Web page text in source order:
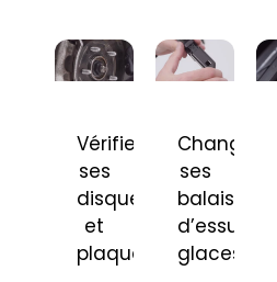
Vérifier
ses
disques
et
plaquettes
Changer
ses
balais
d’essuie-
glaces